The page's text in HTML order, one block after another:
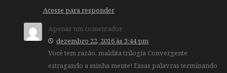
Acesse para responder
Apenas um comentador
dezembro 22, 2016 às 3:44 pm
Você tem razão, maldita trilogia Convergente
estragando a minha mente! Essas palavras terminando